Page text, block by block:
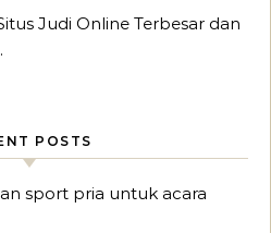
Judi Online Terbesar dan
POSTS
sport pria untuk acara